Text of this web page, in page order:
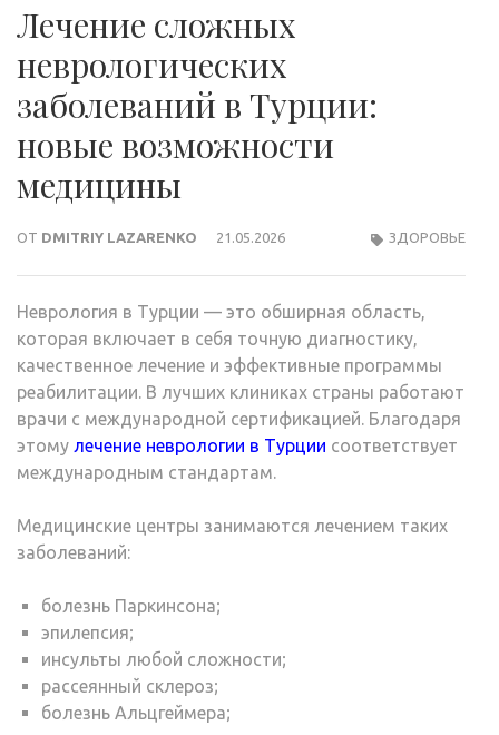
Лечение сложных
неврологических
заболеваний в Турции:
новые возможности
медицины
ОТ DMITRIY LAZARENKO 21.05.2026 ЗДОРОВЬЕ
Неврология в Турции — это обширная область,
которая включает в себя точную диагностику,
качественное лечение и эффективные программы
реабилитации. В лучших клиниках страны работают
врачи с международной сертификацией. Благодаря
этому лечение неврологии в Турции соответствует
международным стандартам.
Медицинские центры занимаются лечением таких
заболеваний:
болезнь Паркинсона;
эпилепсия;
инсульты любой сложности;
рассеянный склероз;
болезнь Альцгеймера;